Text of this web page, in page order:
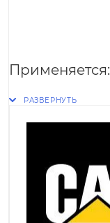
Применяется: